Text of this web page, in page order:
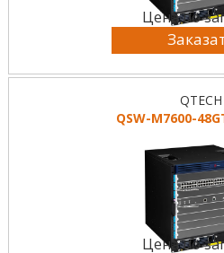
Цена по
QTECH
QSW-M7600-
Цена по